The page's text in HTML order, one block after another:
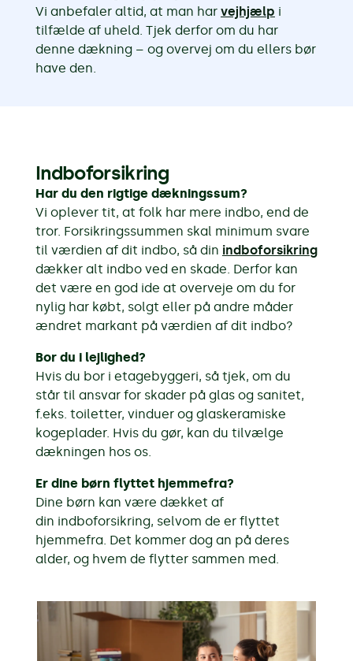
Vi anbefaler altid, at man har vejhjælp i
tilfælde af uheld. Tjek derfor om du har
denne dækning – og overvej om du ellers bør
have den.
Indboforsikring
Har du den rigtige dækningssum?
Vi oplever tit, at folk har mere indbo, end de
tror. Forsikringssummen skal minimum svare
til værdien af dit indbo, så din indboforsikring
dækker alt indbo ved en skade. Derfor kan
det være en god ide at overveje om du for
nylig har købt, solgt eller på andre måder
ændret markant på værdien af dit indbo?
Bor du i lejlighed?
Hvis du bor i etagebyggeri, så tjek, om du
står til ansvar for skader på glas og sanitet,
f.eks. toiletter, vinduer og glaskeramiske
kogeplader. Hvis du gør, kan du tilvælge
dækningen hos os.
Er dine børn flyttet hjemmefra?
Dine børn kan være dækket af
din indboforsikring, selvom de er flyttet
hjemmefra. Det kommer dog an på deres
alder, og hvem de flytter sammen med.